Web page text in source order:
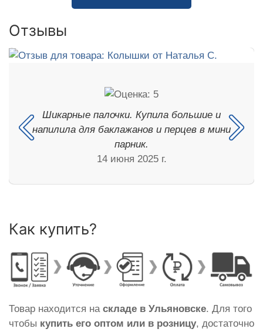
Отзывы
Шикарные палочки. Купила большие и
напилила для баклажанов и перцев в мини
парник.
14 июня 2025 г.
Как купить?
Товар находится на складе в Ульяновске. Для того
чтобы купить его оптом или в розницу, достаточно